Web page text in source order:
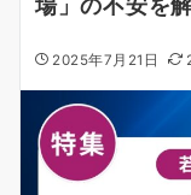
2025年7月21日